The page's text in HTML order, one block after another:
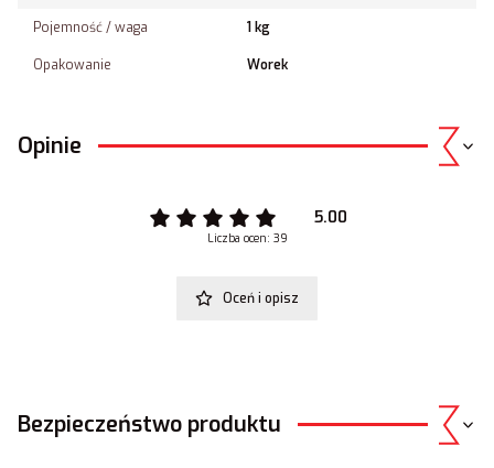
Pojemność / waga 1 kg
Opakowanie Worek
Opinie
5.00
Liczba ocen: 39
Oceń i opisz
Bezpieczeństwo produktu